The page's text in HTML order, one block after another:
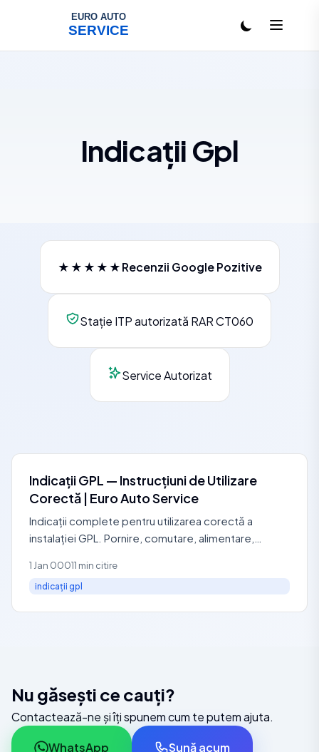
Indicații Gpl
★★★★★Recenzii Google Pozitive
Stație ITP autorizată RAR CT060
Service Autorizat
Indicații GPL — Instrucțiuni de Utilizare
Corectă | Euro Auto Service
Indicații complete pentru utilizarea corectă a
instalației GPL. Pornire, comutare, alimentare,
1 Jan 00011 min citire
indicații gpl
Nu găsești ce cauți?
Contactează-ne și îți spunem cum te putem ajuta.
WhatsApp Sună acum